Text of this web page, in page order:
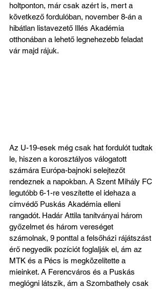
holtponton, már csak azért is, mert a
következő fordulóban, november 8-án a
hibátlan listavezető Illés Akadémia
otthonában a lehető legnehezebb feladat
vár majd rájuk.
Az U-19-esek még csak hat fordulót tudtak
le, hiszen a korosztályos válogatott
számára Európa-bajnoki selejtezőt
rendeznek a napokban. A Szent Mihály FC
legutóbb 6-1-re veszítette el idehaza a
címvédő Puskás Akadémia elleni
rangadót. Hadár Attila tanítványai három
győzelmet és három vereséget
számolnak, 9 ponttal a felsőházi rájátszást
érő negyedik pozíciót foglalják el, ám az
MTK és a Pécs is megközelítette a
mieinket. A Ferencváros és a Puskás
meglógni látszik, ám a Szombathely csak